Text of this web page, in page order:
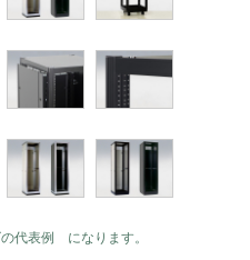
代表例 になります。